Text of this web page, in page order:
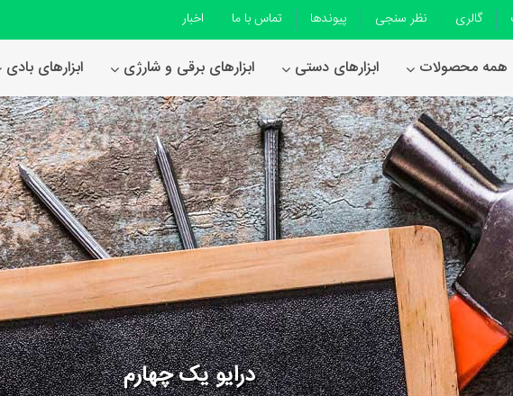
همه محصولات ابزارهای دستی ابزارهای برقی و شارژی ابزارهای بادی
گالری نظر سنجی پیوندها تماس با ما اخبار
درایو یک چهارم